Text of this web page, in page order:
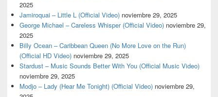
2025
Jamiroquai – Little L (Official Video) noviembre 29, 2025
George Michael – Careless Whisper (Official Video) noviembre 29,
2025
Billy Ocean – Caribbean Queen (No More Love on the Run)
(Official HD Video) noviembre 29, 2025
Stardust – Music Sounds Better With You (Official Music Video)
noviembre 29, 2025
Modjo – Lady (Hear Me Tonight) (Official Video) noviembre 29,